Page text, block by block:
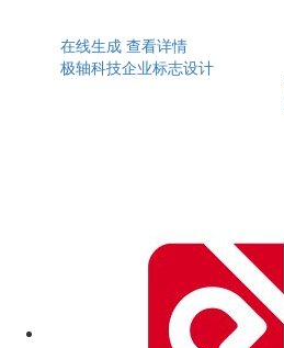
在线生成 查看详情
极轴科技企业标志设计